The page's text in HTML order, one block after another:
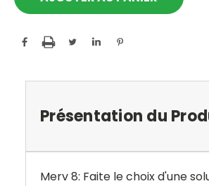
Présentation du
Merv 8: Faite le choix d'une